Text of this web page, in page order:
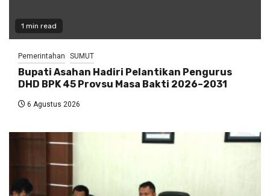
1 min read
Pemerintahan SUMUT
Bupati Asahan Hadiri Pelantikan Pengurus
DHD BPK 45 Provsu Masa Bakti 2026–2031
6 Agustus 2026